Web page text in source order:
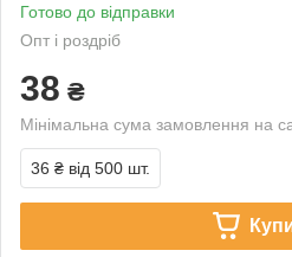
Готово до відправки
Опт і роздріб
38 ₴
Мінімальна сума замовлення на
36 ₴ від 500 шт.